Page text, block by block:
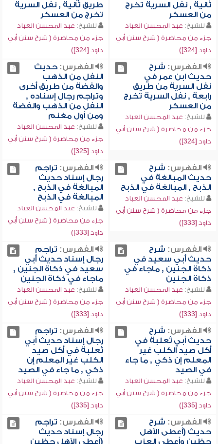
ثانية , نفل السرية تخرج
من العسكر
للشيخ: عبد المحسن العباد
جزء من محاضرة ( شرح سنن أبي
داود [324])
طريق ثانية , نفل السرية
تخرج من العسكر
للشيخ: عبد المحسن العباد
جزء من محاضرة ( شرح سنن أبي
داود [324])
الفهرس: شرح
حديث ابن عمر في
نفل السرية من طريق
رابعة , نفل السرية تخرج
من العسكر
للشيخ: عبد المحسن العباد
جزء من محاضرة ( شرح سنن أبي
داود [324])
الفهرس:حديث
النفل من الذهب
والفضة من طريق أخرى
وتراجم رجال إسناده ,
النفل من الذهب والفضة
ومن أول مغنم
للشيخ: عبد المحسن العباد
جزء من محاضرة ( شرح سنن أبي
داود [325])
الفهرس: شرح
حديث المبالغة في
الذبح , المبالغة في الذبح
للشيخ: عبد المحسن العباد
جزء من محاضرة ( شرح سنن أبي
داود [333])
الفهرس: تراجم
رجال إسناد حديث
المبالغة في الذبح ,
المبالغة في الذبح
للشيخ: عبد المحسن العباد
جزء من محاضرة ( شرح سنن أبي
داود [333])
الفهرس: شرح
حديث أبي سعيد في
ذكاة الجنين , ماجاء في
ذكاة الجنين
للشيخ: عبد المحسن العباد
جزء من محاضرة ( شرح سنن أبي
داود [333])
الفهرس: تراجم
رجال إسناد حديث أبي
سعيد في ذكاة الجنين ,
ماجاء في ذكاة الجنين
للشيخ: عبد المحسن العباد
جزء من محاضرة ( شرح سنن أبي
داود [333])
الفهرس: شرح
حديث أبي ثعلبة في
أكل صيد الكلب غير
المعلم إن ذكي , ما جاء
في الصيد
للشيخ: عبد المحسن العباد
جزء من محاضرة ( شرح سنن أبي
داود [335])
الفهرس: تراجم
رجال إسناد حديث أبي
ثعلبة في أكل صيد
الكلب غير المعلم إن
ذكي , ما جاء في الصيد
للشيخ: عبد المحسن العباد
جزء من محاضرة ( شرح سنن أبي
داود [335])
الفهرس: شرح
حديث (أعطى الآهل
حظين وأعطى العزب
الفهرس: تراجم
رجال إسناد حديث
(أعطى الآهل حظين